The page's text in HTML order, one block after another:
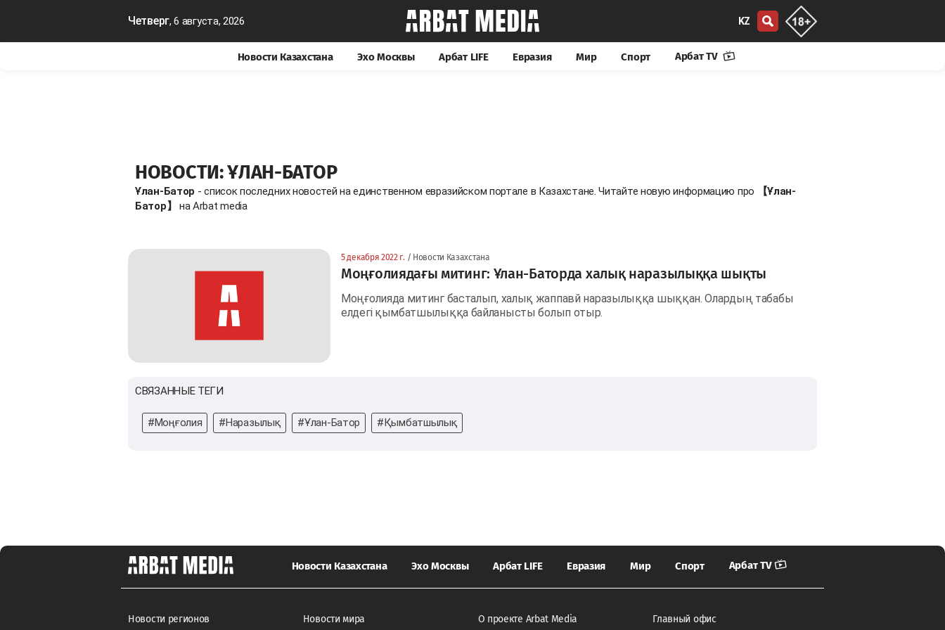
Четверг, 6 августа, 2026 KZ
Новости Казахстана Эхо Москвы Арбат LIFE Евразия Мир Спорт Арбат TV
НОВОСТИ: ҰЛАН-БАТОР
Ұлан-Батор - список последних новостей на единственном евразийском портале в Казахстане. Читайте новую информацию про
【Ұлан-
Батор】
на Arbat media
5 декабря 2022 г. / Новости Казахстана
Моңғолиядағы митинг: Ұлан-Баторда халық наразылыққа шықты
Моңғолияда митинг басталып, халық жаппавй наразылыққа шыққан. Олардың табабы
елдегі қымбатшылыққа байланысты болып отыр.
СВЯЗАННЫЕ ТЕГИ
#Моңғолия #Наразылық #Ұлан-Батор #Қымбатшылық
Новости Казахстана Эхо Москвы Арбат LIFE Евразия Мир Спорт Арбат TV
Новости регионов Новости мира О проекте Arbat Media Главный офис